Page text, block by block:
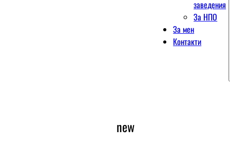
заведения
За НПО
За мен
Контакти
new